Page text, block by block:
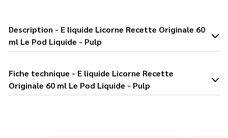
Description - E liquide Licorne Recette Originale 60
ml Le Pod Liquide - Pulp
Fiche technique - E liquide Licorne Recette
Originale 60 ml Le Pod Liquide - Pulp